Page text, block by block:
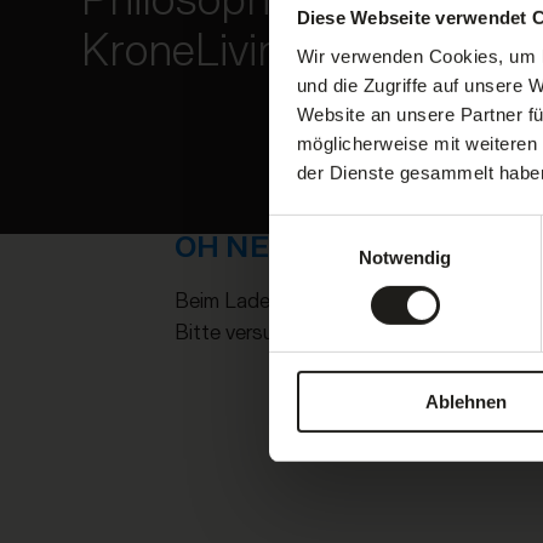
Diese Webseite verwendet
Wir verwenden Cookies,
und die Zugriffe auf unsere
Website an unsere Partner
möglicherweise mit
der Dienste gesammelt
Notwendig
Ablehnen
KroneLiving Guide
Buchen Sie jetzt Ihre Auszeit im Meraner Land –
OH NEIN!
Beim Laden des Buchungs-Widgets ist
Bitte versuchen Sie es später erneut.